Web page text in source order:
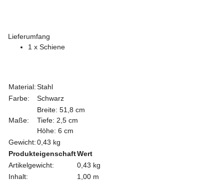
Lieferumfang
1 x Schiene
Material:Stahl
Farbe:
Schwarz
Maße:
Breite: 51,8 cm
Tiefe: 2,5 cm
Höhe: 6 cm
Gewicht:0,43 kg
ProdukteigenschaftWert
Artikelgewicht:
0,43 kg
Inhalt:
1,00 m